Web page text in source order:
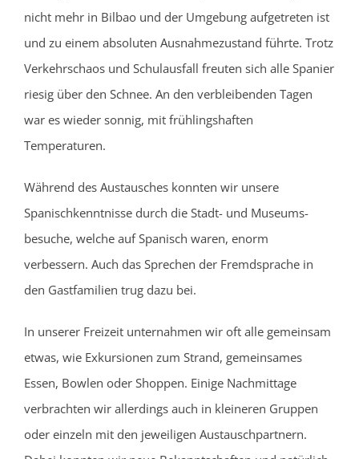
nicht mehr in Bilbao und der Umgebung aufgetreten ist
und zu einem absoluten Ausnahmezustand führte. Trotz
Verkehrschaos und Schulausfall freuten sich alle Spanier
riesig über den Schnee. An den verbleibenden Tagen
war es wieder sonnig, mit frühlingshaften
Temperaturen.
Während des Austausches konnten wir unsere
Spanischkenntnisse durch die Stadt- und Museums-
besuche, welche auf Spanisch waren, enorm
verbessern. Auch das Sprechen der Fremdsprache in
den Gastfamilien trug dazu bei.
In unserer Freizeit unternahmen wir oft alle gemeinsam
etwas, wie Exkursionen zum Strand, gemeinsames
Essen, Bowlen oder Shoppen. Einige Nachmittage
verbrachten wir allerdings auch in kleineren Gruppen
oder einzeln mit den jeweiligen Austauschpartnern.